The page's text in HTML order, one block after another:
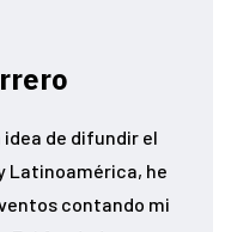
de difundir el
Latinoamérica, he
contando mi